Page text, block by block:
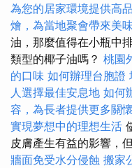
為您的居家環境提供高
燴，為當地聚會帶來美
油，那麼值得在小瓶中
類型的椰子油嗎？ 桃園
的口味 如何辦理台胞證
人選擇最佳安息地 如何
容，為長者提供更多關
實現夢想中的理想生活
皮膚產生有益的影響，
牆面免受水分侵蝕 搬家